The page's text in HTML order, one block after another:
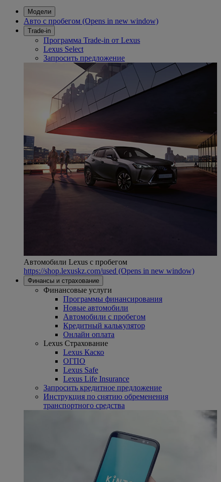
Модели
Авто с пробегом (Opens in new window)
Trade-in
Программа Trade-in от Lexus
Lexus Select
Запросить предложение
Автомобили Lexus с пробегом
https://shop.lexuskz.com/used (Opens in new window)
Финансы и страхование
Финансовые услуги
Программы финансирования
Новые автомобили
Автомобили с пробегом
Кредитный калькулятор
Онлайн оплата
Lexus Страхование
Lexus Каско
ОГПО
Lexus Safe
Lexus Life Insurance
Запросить кредитное предложение
Инструкция по снятию обременения
транспортного средства